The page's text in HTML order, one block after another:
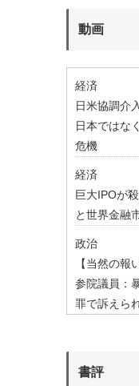
動画
経済
日米協調介
日本ではな
危機
経済
巨大IPOが
と世界金融
政治
【当然の報
参院議員：
罪で訴えら
書評